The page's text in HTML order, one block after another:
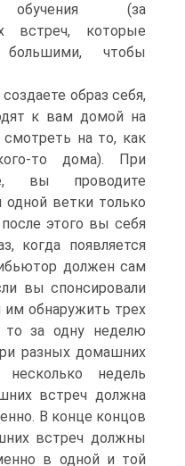
обучения (за
встреч, которые
чтобы
образ себя,
к вам домой на
на то, как
то дома). При
вы проводите
ветки только
этого вы себя
когда появляется
должен сам
вы спонсировали
им обнаружить трех
то за одну неделю
разных домашних
недель
встреч должна
В конце концов
встреч должны
в одной и той